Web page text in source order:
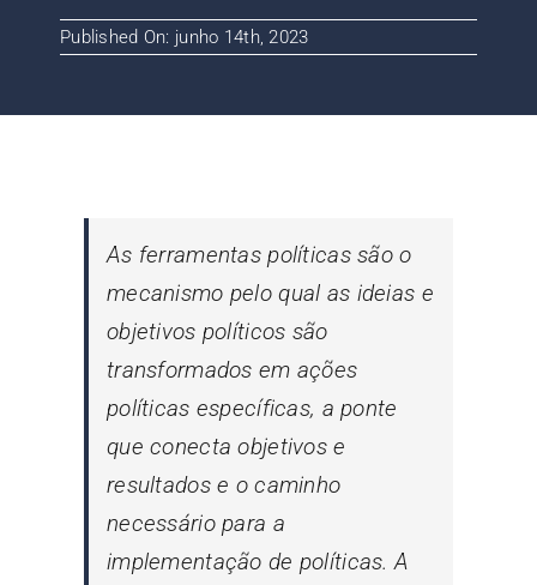
Blog
Published On: junho 14th, 2023
As ferramentas políticas são o
mecanismo pelo qual as ideias e
objetivos políticos são
transformados em ações
políticas específicas, a ponte
que conecta objetivos e
resultados e o caminho
necessário para a
implementação de políticas. A